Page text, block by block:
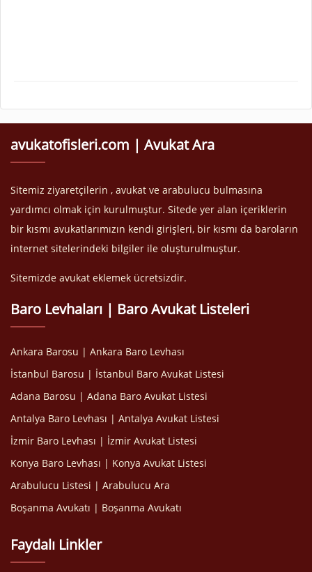
avukatofisleri.com | Avukat Ara
Sitemiz ziyaretçilerin , avukat ve arabulucu bulmasına
yardımcı olmak için kurulmuştur. Sitede yer alan içeriklerin
bir kısmı avukatlarımızın kendi girişleri, bir kısmı da baroların
internet sitelerindeki bilgiler ile oluşturulmuştur.
Sitemizde avukat eklemek ücretsizdir.
Baro Levhaları | Baro Avukat Listeleri
Ankara Barosu | Ankara Baro Levhası
İstanbul Barosu | İstanbul Baro Avukat Listesi
Adana Barosu | Adana Baro Avukat Listesi
Antalya Baro Levhası | Antalya Avukat Listesi
İzmir Baro Levhası | İzmir Avukat Listesi
Konya Baro Levhası | Konya Avukat Listesi
Arabulucu Listesi | Arabulucu Ara
Boşanma Avukatı | Boşanma Avukatı
Faydalı Linkler